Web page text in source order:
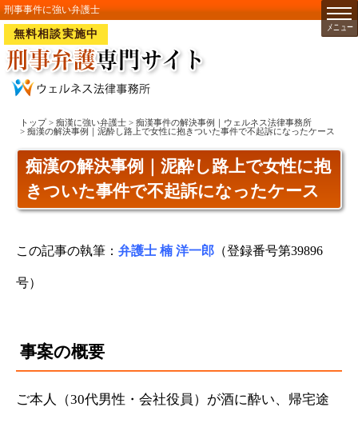
刑事事件に強い弁護士
無料相談実施中
トップ > 痴漢に強い弁護士 > 痴漢事件の解決事例｜ウェルネス法律事務所
> 痴漢の解決事例｜泥酔し路上で女性に抱きついた事件で不起訴になったケース
痴漢の解決事例｜泥酔し路上で女性に抱
きついた事件で不起訴になったケース
この記事の執筆： 弁護士 楠 洋一郎 （登録番号第39896
号）
事案の概要
ご本人（30代男性・会社役員）が酒に酔い、帰宅途